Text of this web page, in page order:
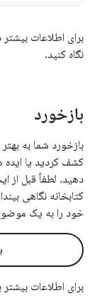
برای اطلاعات بیشتر
نگاه کنید.
بازخورد
کشف کردید یا ایده
دهید. لطفاً قبل از
کتابخانه نگاهی
خود را به یک
برای اطلاعات بیشتر